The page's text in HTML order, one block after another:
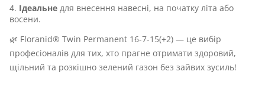
Ідеальне для внесення навесні, на початку літа або
восени.
🌿 Floranid® Twin Permanent 16-7-15(+2) — це вибір
професіоналів для тих, хто прагне отримати здоровий,
щільний та розкішно зелений газон без зайвих зусиль!